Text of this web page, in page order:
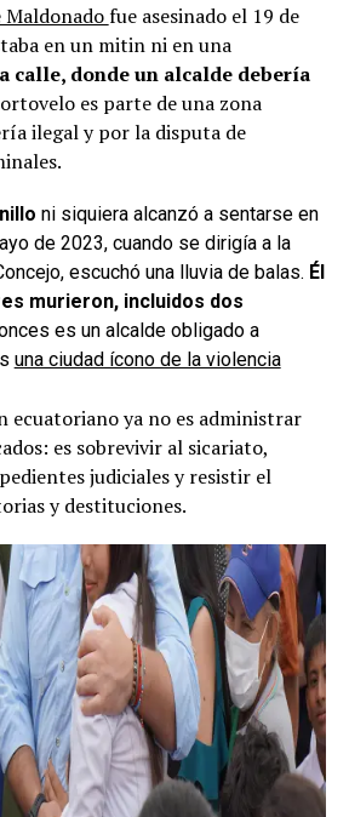
Maldonadofue asesinado el 19 de
en un mitin ni en una
calle, donde un alcalde debería
es parte de una zona
ilegal y por la disputa de
ni siquiera alcanzó a sentarse en
de 2023, cuando se dirigía a la
escuchó una lluvia de balas. Él
murieron, incluidos dos
es un alcalde obligado a
una ciudad ícono de la violencia
ecuatoriano ya no es administrar
es sobrevivir al sicariato,
judiciales y resistir el
y destituciones.